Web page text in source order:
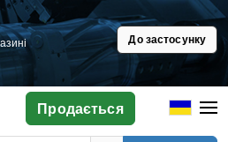
До застосунку
Продається